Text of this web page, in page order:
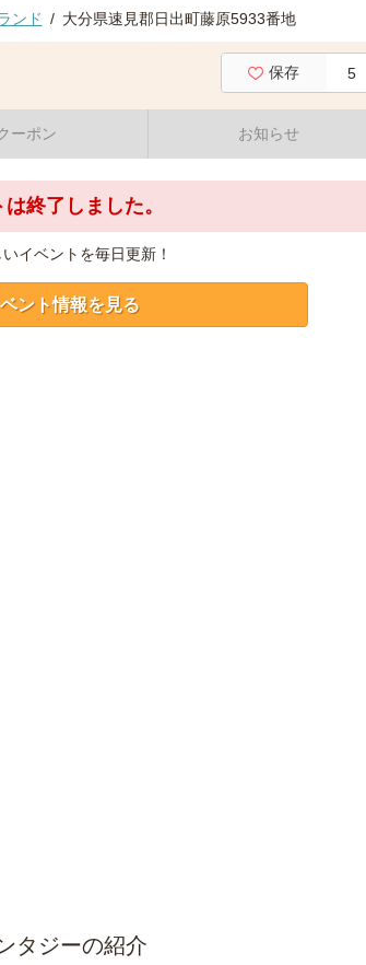
ンド / 大分県速見郡日出町藤原5933番地
保存 5
ーポン お知らせ
終了しました。
イベントを毎日更新！
ント情報を見る
タジーの紹介